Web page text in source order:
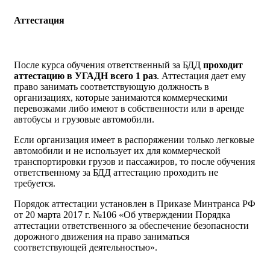
Аттестация
После курса обучения ответственный за БДД проходит
аттестацию в УГАДН всего 1 раз. Аттестация дает ему
право занимать соответствующую должность в
организациях, которые занимаются коммерческими
перевозками либо имеют в собственности или в аренде
автобусы и грузовые автомобили.
Если организация имеет в распоряжении только легковые
автомобили и не использует их для коммерческой
транспортировки грузов и пассажиров, то после обучения
ответственному за БДД аттестацию проходить не
требуется.
Порядок аттестации установлен в Приказе Минтранса РФ
от 20 марта 2017 г. №106 «Об утверждении Порядка
аттестации ответственного за обеспечение безопасности
дорожного движения на право заниматься
соответствующей деятельностью».